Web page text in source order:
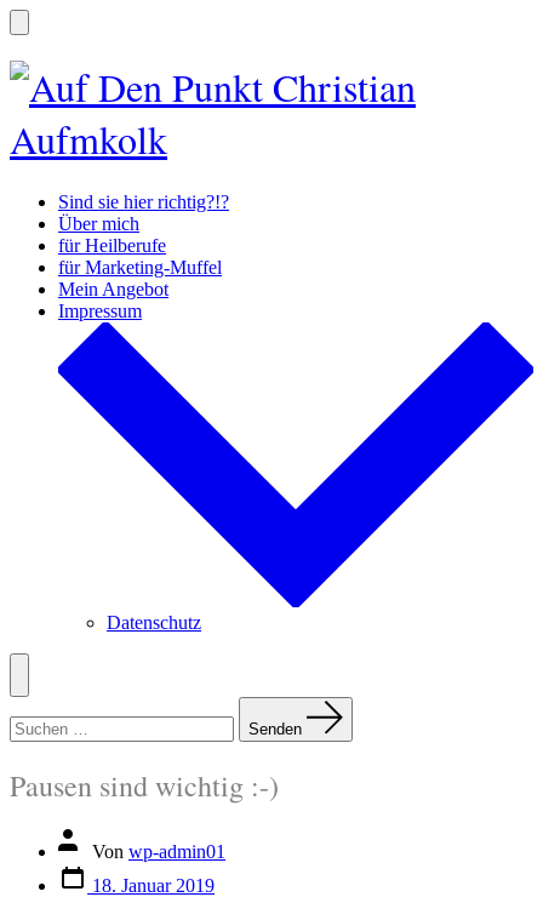
Zum
Inhalt
springen
Suche
ein-/ausblenden
Sind sie hier richtig?!?
Über mich
für Heilberufe
für Marketing-Muffel
Mein Angebot
Impressum
Datenschutz
Menü
nach:
Senden
Pausen sind wichtig :-)
Beitragsautor
Von wp-admin01
Veröffentlichungsdatum
18. Januar 2019